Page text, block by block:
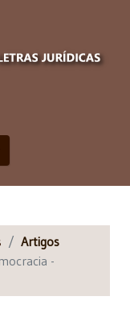
Artigos
-